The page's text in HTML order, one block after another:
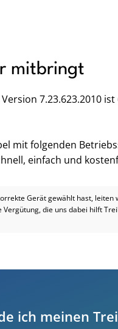
mitbringt
7.23.623.2010
mit folgenden
einfach und
Gerät gewählt hast,
die uns dabei hilft
ich meinen